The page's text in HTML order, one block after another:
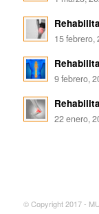
15 febrero,
9 febrero,
22 enero,
© Copyright 2017 -